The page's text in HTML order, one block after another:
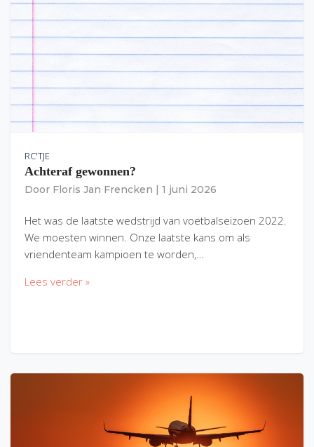
RC'TJE
Achteraf gewonnen?
Door Floris Jan Frencken 1 juni 2026
Het was de laatste wedstrijd van voetbalseizoen 2022.
We moesten winnen. Onze laatste kans om als
vriendenteam kampioen te worden,…
Lees verder »